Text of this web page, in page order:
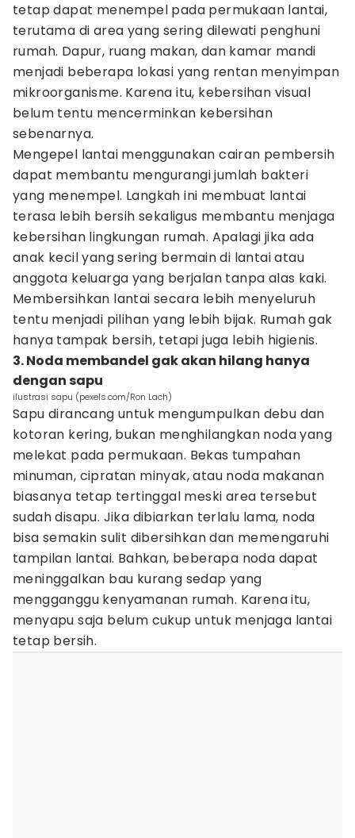
tetap dapat menempel pada permukaan lantai,
terutama di area yang sering dilewati penghuni
rumah. Dapur, ruang makan, dan kamar mandi
menjadi beberapa lokasi yang rentan menyimpan
mikroorganisme. Karena itu, kebersihan visual
belum tentu mencerminkan kebersihan
sebenarnya.
Mengepel lantai menggunakan cairan pembersih
dapat membantu mengurangi jumlah bakteri
yang menempel. Langkah ini membuat lantai
terasa lebih bersih sekaligus membantu menjaga
kebersihan lingkungan rumah. Apalagi jika ada
anak kecil yang sering bermain di lantai atau
anggota keluarga yang berjalan tanpa alas kaki.
Membersihkan lantai secara lebih menyeluruh
tentu menjadi pilihan yang lebih bijak. Rumah gak
hanya tampak bersih, tetapi juga lebih higienis.
3. Noda membandel gak akan hilang hanya
dengan sapu
ilustrasi sapu (pexels.com/Ron Lach)
Sapu dirancang untuk mengumpulkan debu dan
kotoran kering, bukan menghilangkan noda yang
melekat pada permukaan. Bekas tumpahan
minuman, cipratan minyak, atau noda makanan
biasanya tetap tertinggal meski area tersebut
sudah disapu. Jika dibiarkan terlalu lama, noda
bisa semakin sulit dibersihkan dan memengaruhi
tampilan lantai. Bahkan, beberapa noda dapat
meninggalkan bau kurang sedap yang
mengganggu kenyamanan rumah. Karena itu,
menyapu saja belum cukup untuk menjaga lantai
tetap bersih.